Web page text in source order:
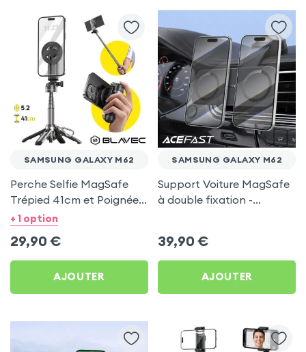
SAMSUNG GALAXY M62
Perche Selfie MagSafe
Trépied 41cm et Poignée
Grip - Noir pour Samsung
+ 1 option
29,90 €
AJOUTER
SAMSUNG GALAXY M62
Support Voiture MagSafe
à double fixation -
39,90 €
AJOUTER